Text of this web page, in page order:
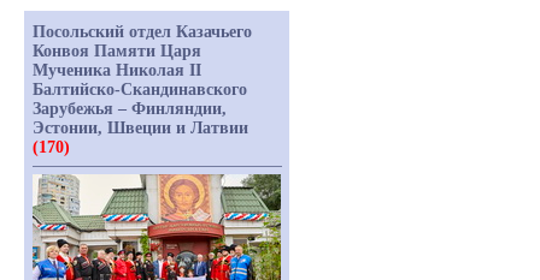
Посольский отдел Казачьего
Конвоя Памяти Царя
Мученика Николая II
Балтийско-Скандинавского
Зарубежья – Финляндии,
Эстонии, Швеции и Латвии
(170)